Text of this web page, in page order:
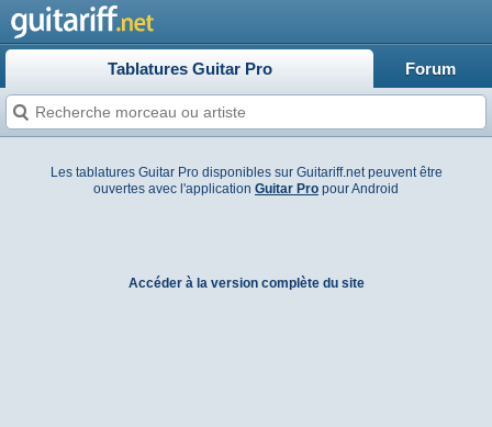
Tablatures Guitar Pro Forum
Les tablatures Guitar Pro disponibles sur Guitariff.net peuvent être
ouvertes avec l'application Guitar Pro pour Android
Accéder à la version complète du site